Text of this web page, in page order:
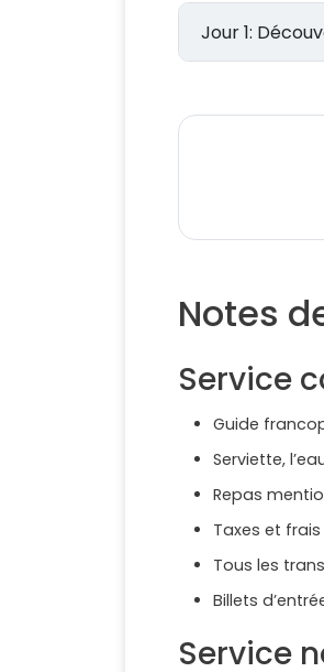
Jour 1:
Notes
Service
Guide
Serviette,
Repas
Taxes et
Tous les
Billets
Service